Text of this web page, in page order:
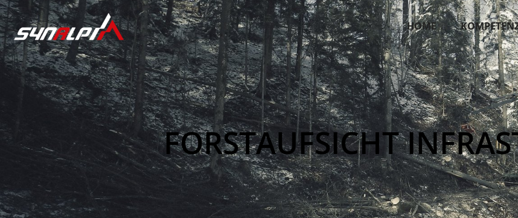
HOME
FORSTAUFSICHT